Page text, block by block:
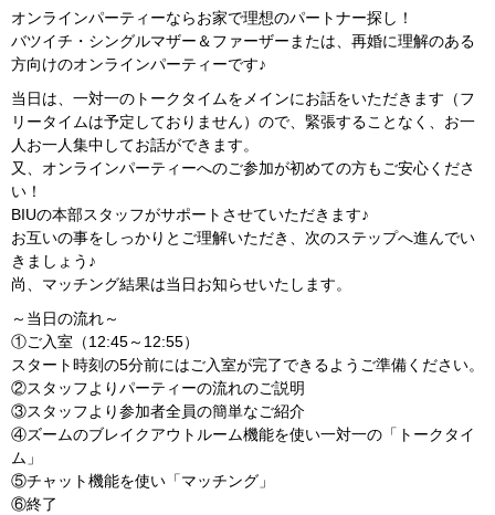
オンラインパーティーならお家で理想のパートナー探し！
バツイチ・シングルマザー＆ファーザーまたは、再婚に理解のある
方向けのオンラインパーティーです♪
当日は、一対一のトークタイムをメインにお話をいただきます（フ
リータイムは予定しておりません）ので、緊張することなく、お一
人お一人集中してお話ができます。
又、オンラインパーティーへのご参加が初めての方もご安心くださ
い！
BIUの本部スタッフがサポートさせていただきます♪
お互いの事をしっかりとご理解いただき、次のステップへ進んでい
きましょう♪
尚、マッチング結果は当日お知らせいたします。
～当日の流れ～
①ご入室（12:45～12:55）
スタート時刻の5分前にはご入室が完了できるようご準備ください。
②スタッフよりパーティーの流れのご説明
③スタッフより参加者全員の簡単なご紹介
④ズームのブレイクアウトルーム機能を使い一対一の「トークタイ
ム」
⑤チャット機能を使い「マッチング」
⑥終了